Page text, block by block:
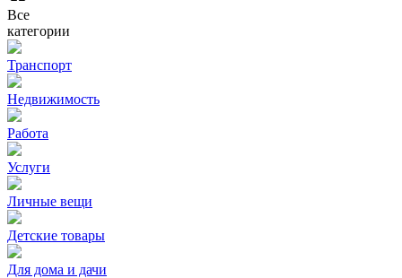
Все
категории
Транспорт
Недвижимость
Работа
Услуги
Личные вещи
Детские товары
Для дома и дачи